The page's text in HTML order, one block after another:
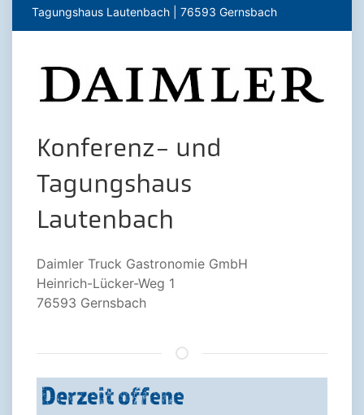
Tagungshaus Lautenbach | 76593 Gernsbach
Konferenz- und
Tagungshaus
Lautenbach
Daimler Truck Gastronomie GmbH
Heinrich-Lücker-Weg 1
76593 Gernsbach
Derzeit offene